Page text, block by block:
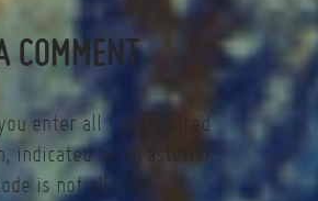
COMMENT
enter all the required
indicated by an asterisk
is not allowed.